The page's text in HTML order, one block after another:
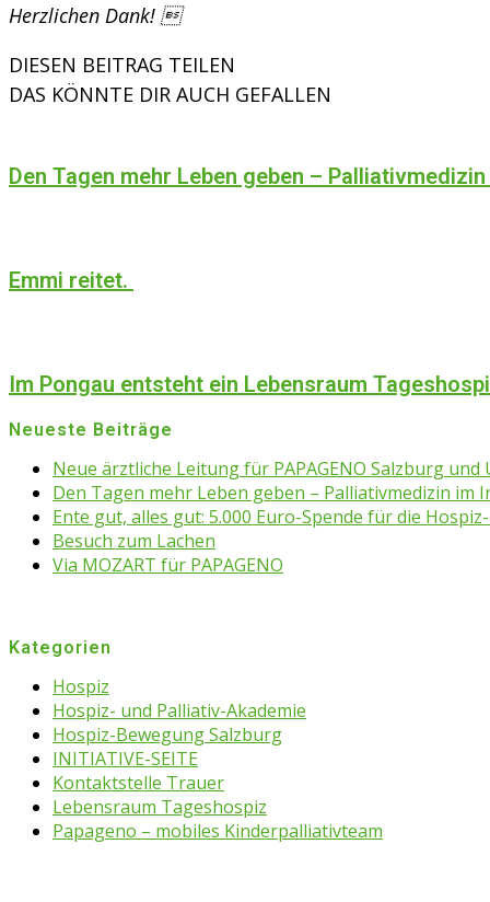
Herzlichen Dank! 
DIESEN BEITRAG TEILEN
DAS KÖNNTE DIR AUCH GEFALLEN
Den Tagen mehr Leben geben –
Emmi reitet.
Im Pongau entsteht ein Lebensraum
Neueste Beiträge
Neue ärztliche Leitung für PAPAGENO Salzburg und
Den Tagen mehr Leben geben – Palliativmedizin im
Ente gut, alles gut: 5.000 Euro-Spende für die
Besuch zum Lachen
Via MOZART für PAPAGENO
Kategorien
Hospiz
Hospiz- und Palliativ-Akademie
Hospiz-Bewegung Salzburg
INITIATIVE-SEITE
Kontaktstelle Trauer
Lebensraum Tageshospiz
Papageno – mobiles Kinderpalliativteam